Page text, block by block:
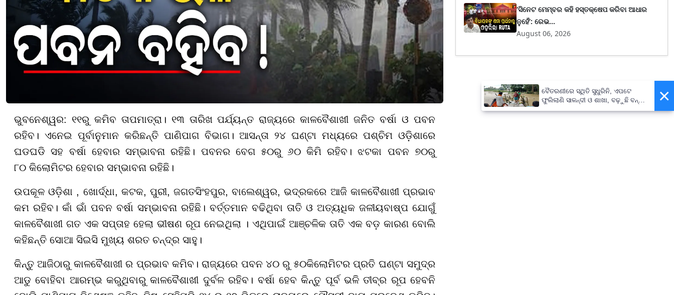
ଭୁବନେଶ୍ୱର: ୧୧ରୁ କମିବ ତାପମାତ୍ରା। ୧୩ ତାରିଖ ପର୍ଯ୍ୟନ୍ତ ରାଜ୍ୟରେ କାଳବୈଶାଖୀ ଜନିତ ବର୍ଷା ଓ ପବନ
ରହିବ। ଏନେଇ ପୂର୍ବାନୁମାନ କରିଛନ୍ତି ପାଣିପାଗ ବିଭାଗ। ଆସନ୍ତା ୨୪ ଘଣ୍ଟା ମଧ୍ୟରେ ପଶ୍ଚିମ ଓଡ଼ିଶାରେ
ଘଡଘଡି ସହ ବର୍ଷା ହେବାର ସମ୍ଭାବନା ରହିଛି। ପବନର ବେଗ ୫୦ରୁ ୬୦ କିମି ରହିବ। ଝଟକା ପବନ ୭୦ରୁ
୮୦ କିଲୋମିଟର ହେବାର ସମ୍ଭାବନା ରହିଛି।
ଉପକୂଳ ଓଡ଼ିଶା , ଖୋର୍ଦ୍ଧା, କଟକ, ପୁରୀ, ଜଗତସିଂହପୁର, ବାଲେଶ୍ୱର, ଭଦ୍ରକରେ ଆଜି କାଳବୈଶାଖୀ ପ୍ରଭାବ
କମ ରହିବ। କାଁ ଭାଁ ପବନ ବର୍ଷା ସମ୍ଭାବନା ରହିଛି। ବର୍ତ୍ତମାନ ବଢିଥିବା ତାତି ଓ ଅତ୍ୟଧିକ ଜଳୀୟବାଷ୍ପ ଯୋଗୁଁ
କାଳବୈଶାଖୀ ଗତ ଏକ ସପ୍ତାହ ହେଲା ଭୀଷଣ ରୂପ ନେଇଥିଲା । ଏଥିପାଇଁ ଆଞ୍ଚଳିକ ତାତି ଏକ ବଡ଼ କାରଣ ବୋଲି
କହିଛନ୍ତି ସୋଆ ସିଇସି ମୁଖ୍ୟ ଶରତ ଚନ୍ଦ୍ର ସାହୁ।
କିନ୍ତୁ ଆଜିଠାରୁ କାଳବୈଶାଖୀ ର ପ୍ରଭାବ କମିବ। ରାଜ୍ୟରେ ପବନ ୪୦ ରୁ ୫୦କିଲୋମିଟର ପ୍ରତି ଘଣ୍ଟା ସମୁଦ୍ର
ଆଡୁ ବୋହିବା ଆରମ୍ଭ କରୁଥିବାରୁ କାଳବୈଶାଖୀ ଦୁର୍ବଳ ରହିବ। ବର୍ଷା ହେବ କିନ୍ତୁ ପୂର୍ବ ଭଳି ତୀବ୍ର ରୂପ ହେବନି
‘ସିନେଟ ମେମ୍ବର କହି ହସ୍ତକ୍ଷେପ କରିବା ଆଧାର
ନୁହେଁ’: ରେଭ...
August 06, 2026
×
ବୈତରଣୀରେ ସ୍ଥିତି ସୁଧୁରିନି, ଏପଟେ
ଫୁଲିଲାଣି ସାଳନ୍ଦୀ ଓ ଶାଖା, ବଢ଼ୁଛି ବନ୍ୟା